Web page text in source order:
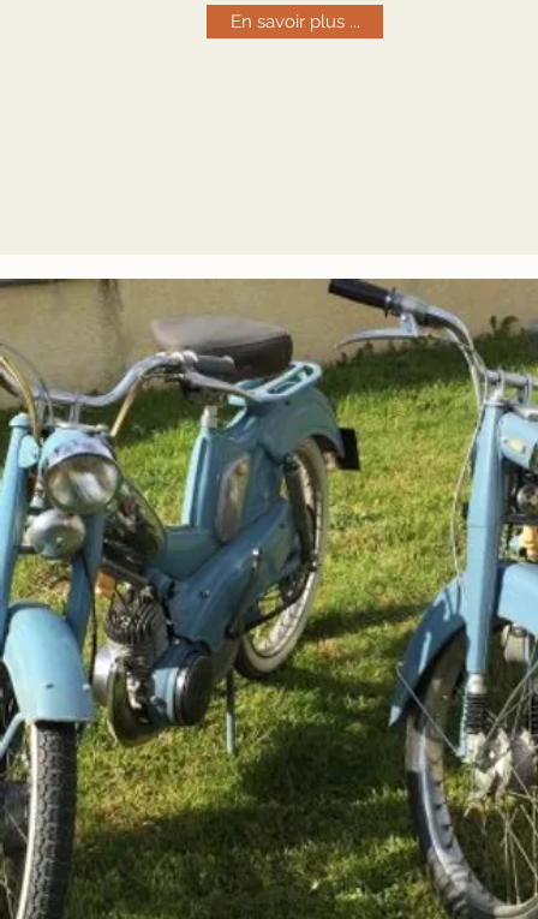
En savoir plus ...